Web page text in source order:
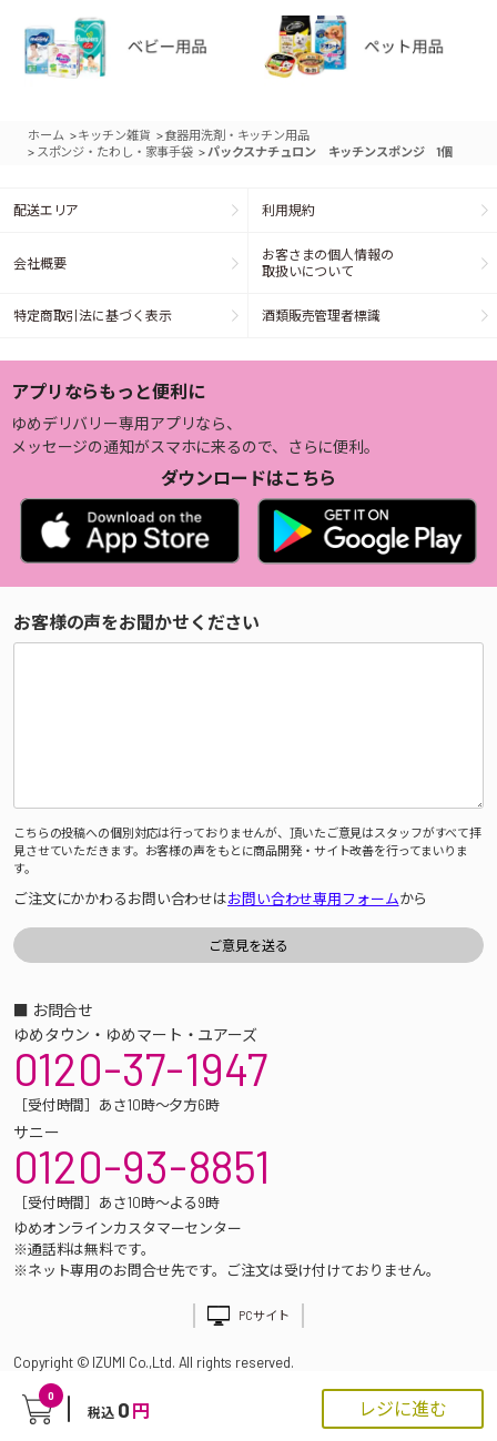
0
税込 0 円 レジに進む
ホーム >キッチン雑貨 >食器用洗剤・キッチン用品
> スポンジ・たわし・家事手袋 > パックスナチュロン キッチンスポンジ 1個
配送エリア 利用規約
会社概要
お客さまの個人情報の
取扱いについて
特定商取引法に基づく表示 酒類販売管理者標識
アプリならもっと便利に
ゆめデリバリー専用アプリなら、
メッセージの通知がスマホに来るので、さらに便利。
ダウンロードはこちら
お客様の声をお聞かせください
こちらの投稿への個別対応は行っておりませんが、頂いたご意見はスタッフがすべて拝
見させていただきます。お客様の声をもとに商品開発・サイト改善を行ってまいりま
す。
ご注文にかかわるお問い合わせはお問い合わせ専用フォームから
■ お問合せ
ゆめタウン・ゆめマート・ユアーズ
0120-37-1947
［受付時間］あさ10時～夕方6時
サニー
0120-93-8851
［受付時間］あさ10時～よる9時
ゆめオンラインカスタマーセンター
※通話料は無料です。
※ネット専用のお問合せ先です。ご注文は受け付けておりません。
PCサイト
Copyright © IZUMI Co.,Ltd. All rights reserved.